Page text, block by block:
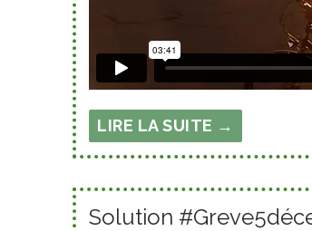
LIRE LA SUITE →
Solution